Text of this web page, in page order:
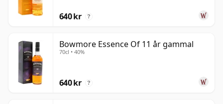
640 kr ?
Bowmore Essence Of 11 år gammal
70cl • 40%
640 kr ?